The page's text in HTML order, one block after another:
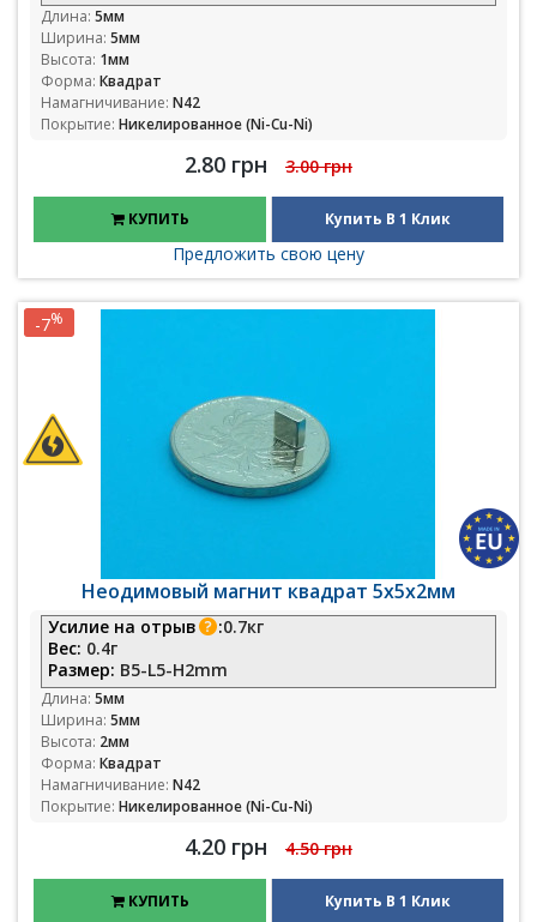
Длина: 5мм
Ширина: 5мм
Высота: 1мм
Форма: Квадрат
Намагничивание: N42
Покрытие: Никелированное (Ni-Cu-Ni)
2.80 грн 3.00 грн
КУПИТЬ Купить В 1 Клик
Предложить свою цену
Неодимовый магнит квадрат 5х5х2мм
Усилие на отрыв :0.7кг
Вес: 0.4г
Размер: B5-L5-H2mm
Длина: 5мм
Ширина: 5мм
Высота: 2мм
Форма: Квадрат
Намагничивание: N42
Покрытие: Никелированное (Ni-Cu-Ni)
4.20 грн 4.50 грн
-7%
КУПИТЬ Купить В 1 Клик